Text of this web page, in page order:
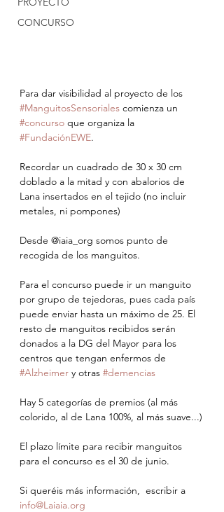
CONCURSO
Para dar visibilidad al proyecto de los
#ManguitosSensoriales comienza un
#concurso que organiza la
#FundaciónEWE.
Recordar un cuadrado de 30 x 30 cm
doblado a la mitad y con abalorios de
Lana insertados en el tejido (no incluir
metales, ni pompones)
Desde @iaia_org somos punto de
recogida de los manguitos.
Para el concurso puede ir un manguito
por grupo de tejedoras, pues cada país
puede enviar hasta un máximo de 25. El
resto de manguitos recibidos serán
donados a la DG del Mayor para los
centros que tengan enfermos de
#Alzheimer y otras #demencias
Hay 5 categorías de premios (al más
colorido, al de Lana 100%, al más suave...)
El plazo límite para recibir manguitos
para el concurso es el 30 de junio.
Si queréis más información,  escribir a
info@Laiaia.org